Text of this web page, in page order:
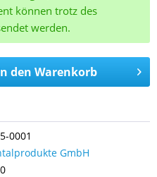
können trotz des
werden.
den Warenkorb
0001
GmbH